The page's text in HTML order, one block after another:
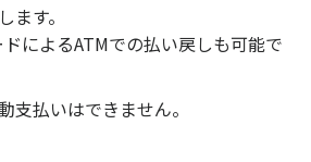
ます。
によるATMでの払い戻しも可能で
支払いはできません。